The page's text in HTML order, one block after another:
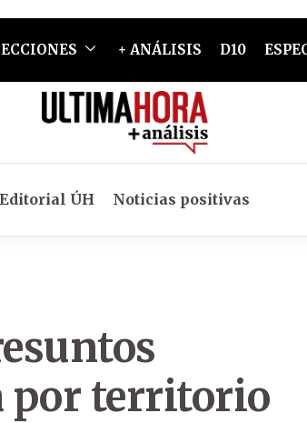
+ ANÁLISIS D10
Editorial ÚH Noticias positivas
por territorio